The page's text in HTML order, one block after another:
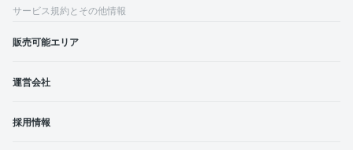
サービス規約とその他情報
販売可能エリア
運営会社
採用情報